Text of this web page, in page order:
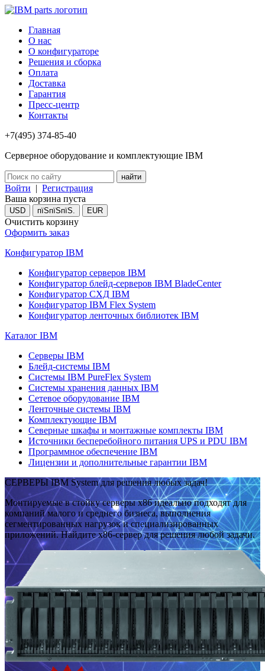
Главная
О нас
О конфигураторе
Решения и сборка
Оплата
Доставка
Гарантия
Пресс-центр
Контакты
+7(495) 374-85-40
Серверное оборудование и комплектующие IBM
Войти | Регистрация
Ваша корзина пуста
USD пїЅпїЅпїЅ. EUR
Очистить корзину
Оформить заказ
Конфигуратор IBM
Конфигуратор серверов IBM
Конфигуратор блейд-серверов IBM BladeCenter
Конфигуратор СХД IBM
Конфигуратор IBM Flex System
Конфигуратор ленточных библиотек IBM
Каталог IBM
Серверы IBM
Блейд-системы IBM
Системы IBM PureFlex System
Системы хранения данных IBM
Сетевое оборудование IBM
Ленточные системы IBM
Комплектующие IBM
Северные шкафы и монтажные комплекты IBM
Источники бесперебойного питания UPS и PDU IBM
Программное обеспечение IBM
Лицензии и дополнительные гарантии IBM
СЕРВЕРЫ IBM System для решения любых задач!
Монтируемые в стойку серверы x86 идеально подходят для
компаний малого и среднего бизнеса, выполнения
сегментированных нагрузок и специализированных
приложений. Найдите x86-сервер для решения любой задачи.